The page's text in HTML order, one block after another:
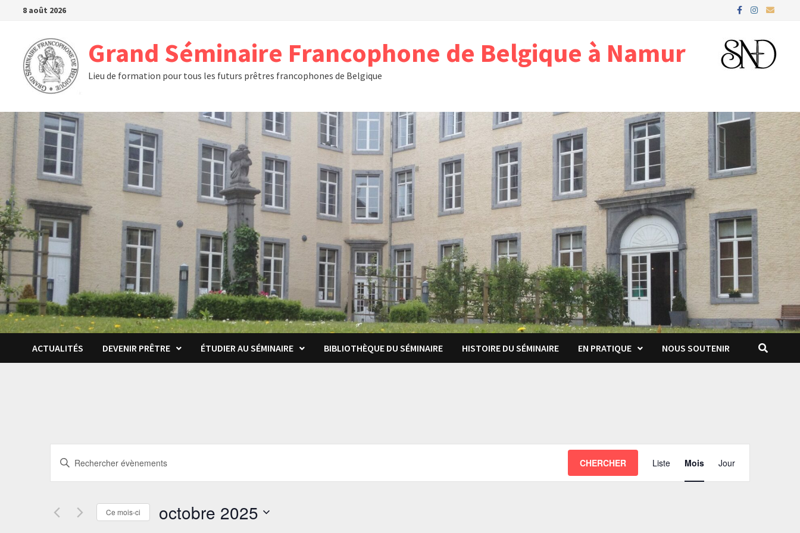
Passer
contenu
8 août 2026
Grand Séminaire Francophone de Belgique à Namur
Lieu de formation pour tous les futurs prêtres francophones de Belgique
ACTUALITÉS DEVENIR PRÊTRE ÉTUDIER AU SÉMINAIRE BIBLIOTHÈQUE DU SÉMINAIRE HISTOIRE DU SÉMINAIRE EN PRATIQUE NOUS SOUTENIR
Recherche
et
navigation
de
Saisir
Rechercher
Évènements
CHERCHER
de
Liste Mois Jour
Ce mois-ci octobre 2025